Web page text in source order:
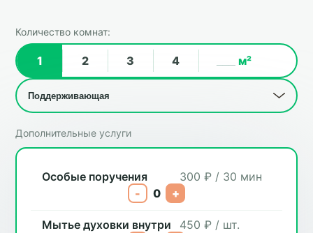
Количество комнат:
1 2 3 4 м²
Дополнительные услуги
Особые поручения
300 ₽ / 30 мин
-
0 +
Мытье духовки внутри 450 ₽ / шт.